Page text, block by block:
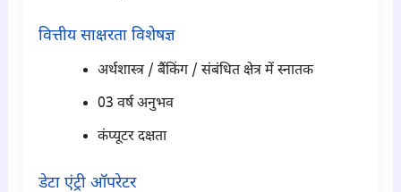
वित्तीय साक्षरता विशेषज्ञ
अर्थशास्त्र / बैंकिंग / संबंधित क्षेत्र में स्नातक
03 वर्ष अनुभव
कंप्यूटर दक्षता
डेटा एंट्री ऑपरेटर